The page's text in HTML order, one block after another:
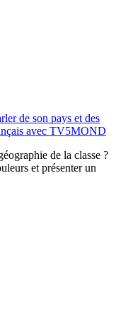
de son pays et des
avec TV5MOND
de la classe ?
et présenter un